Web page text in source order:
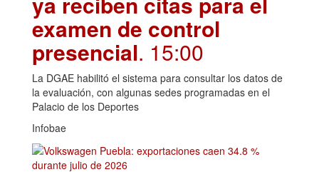
examen de control
presencial. 15:00
La DGAE habilitó el sistema para consultar los datos de
la evaluación, con algunas sedes programadas en el
Palacio de los Deportes
Infobae